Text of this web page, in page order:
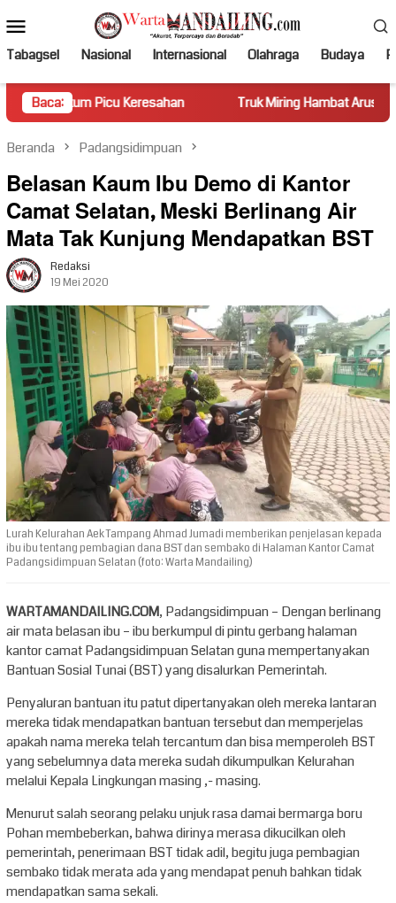
ke
kontenMobile
Tabagsel Nasional Internasional Olahraga Budaya
Baca:
Keresahan Truk Miring Hambat Arus Lalu Lintas di
Beranda Padangsidimpuan
Belasan Kaum Ibu Demo di Kantor
Camat Selatan, Meski Berlinang Air
Mata Tak Kunjung Mendapatkan BST
Redaksi
19 Mei 2020
Lurah Kelurahan Aek Tampang Ahmad Jumadi memberikan penjelasan kepada
ibu ibu tentang pembagian dana BST dan sembako di Halaman Kantor Camat
Padangsidimpuan Selatan (foto: Warta Mandailing)
WARTAMANDAILING.COM, Padangsidimpuan – Dengan berlinang
air mata belasan ibu – ibu berkumpul di pintu gerbang halaman
kantor camat Padangsidimpuan Selatan guna mempertanyakan
Bantuan Sosial Tunai (BST) yang disalurkan Pemerintah.
Penyaluran bantuan itu patut dipertanyakan oleh mereka lantaran
mereka tidak mendapatkan bantuan tersebut dan memperjelas
apakah nama mereka telah tercantum dan bisa memperoleh BST
yang sebelumnya data mereka sudah dikumpulkan Kelurahan
melalui Kepala Lingkungan masing ,- masing.
Menurut salah seorang pelaku unjuk rasa damai bermarga boru
Pohan membeberkan, bahwa dirinya merasa dikucilkan oleh
pemerintah, penerimaan BST tidak adil, begitu juga pembagian
sembako tidak merata ada yang mendapat penuh bahkan tidak
mendapatkan sama sekali.